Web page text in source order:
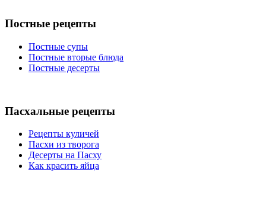
Постные рецепты
Постные супы
Постные вторые блюда
Постные десерты
Пасхальные рецепты
Рецепты куличей
Пасхи из творога
Десерты на Пасху
Как красить яйца